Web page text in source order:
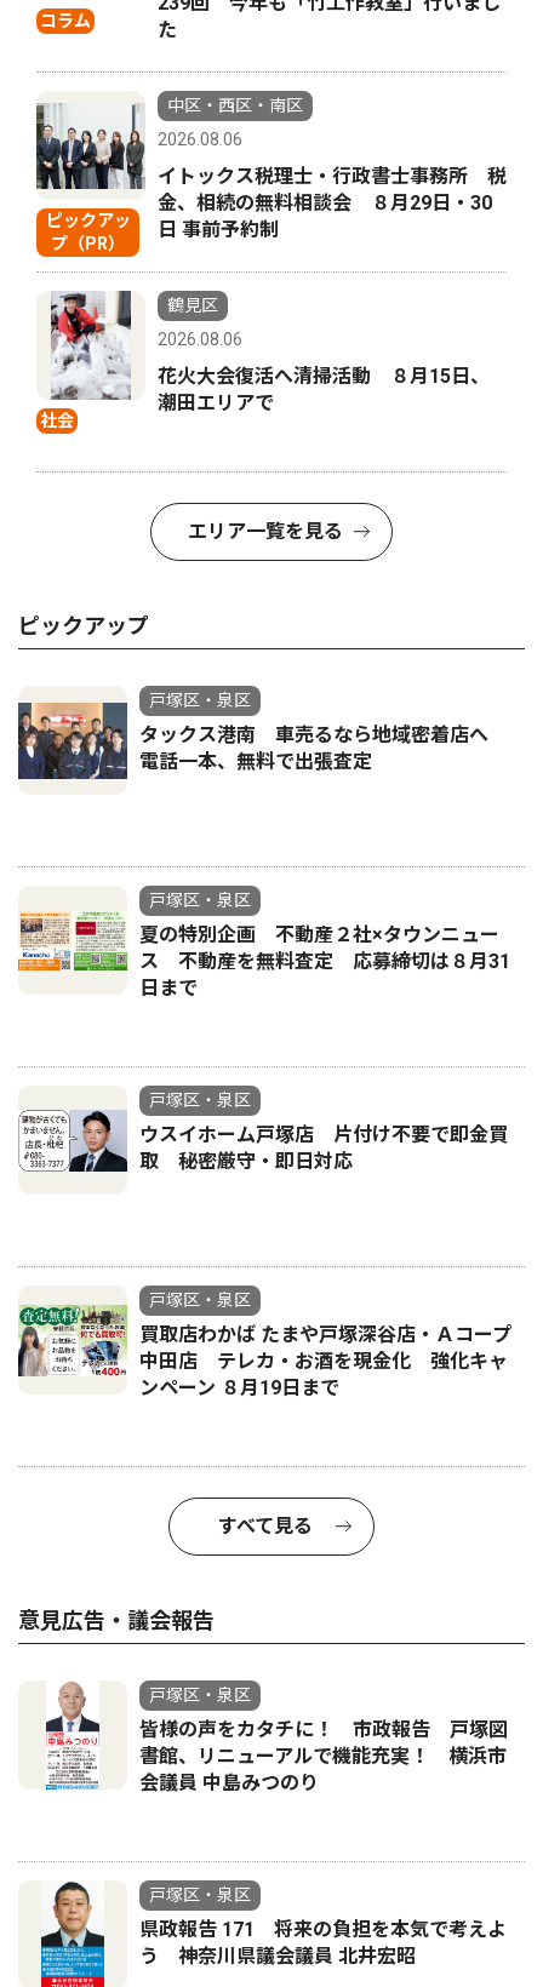
コラム
た
ピックアッ
プ（PR）
中区・西区・南区
2026.08.06
イトックス税理士・行政書士事務所 税
金、相続の無料相談会 ８月29日・30
日 事前予約制
社会
鶴見区
2026.08.06
花火大会復活へ清掃活動 ８月15日、
潮田エリアで
エリア一覧を見る
ピックアップ
戸塚区・泉区
タックス港南 車売るなら地域密着店へ
電話一本、無料で出張査定
戸塚区・泉区
夏の特別企画 不動産２社×タウンニュー
ス 不動産を無料査定 応募締切は８月31
日まで
戸塚区・泉区
ウスイホーム戸塚店 片付け不要で即金買
取 秘密厳守・即日対応
戸塚区・泉区
買取店わかば たまや戸塚深谷店・Ａコープ
中田店 テレカ・お酒を現金化 強化キャ
ンペーン ８月19日まで
すべて見る
意見広告・議会報告
戸塚区・泉区
皆様の声をカタチに！ 市政報告 戸塚図
書館、リニューアルで機能充実！ 横浜市
会議員 中島みつのり
戸塚区・泉区
県政報告 171 将来の負担を本気で考えよ
う 神奈川県議会議員 北井宏昭